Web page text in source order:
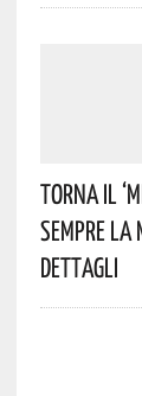
Torna Il
Sempre
Dettagli